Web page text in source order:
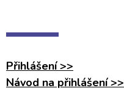
Přihlášení >>
Návod na přihlášení >>